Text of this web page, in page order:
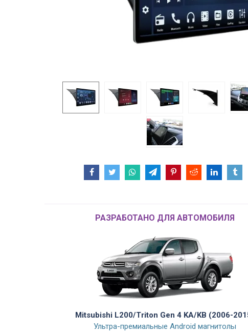
РАЗРАБОТАНО ДЛЯ АВТОМОБИЛЯ
Mitsubishi L200/Triton Gen 4 KA/KB (2006-
Ультра-премиальные Android магнитолы